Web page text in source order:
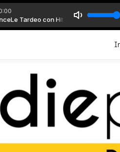
Le Tardeo con Hits - Remixes - Indie -
Prydz - Opus